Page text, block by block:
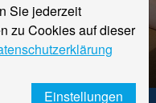
Sie jederzeit
zu Cookies auf dieser
Einstellungen